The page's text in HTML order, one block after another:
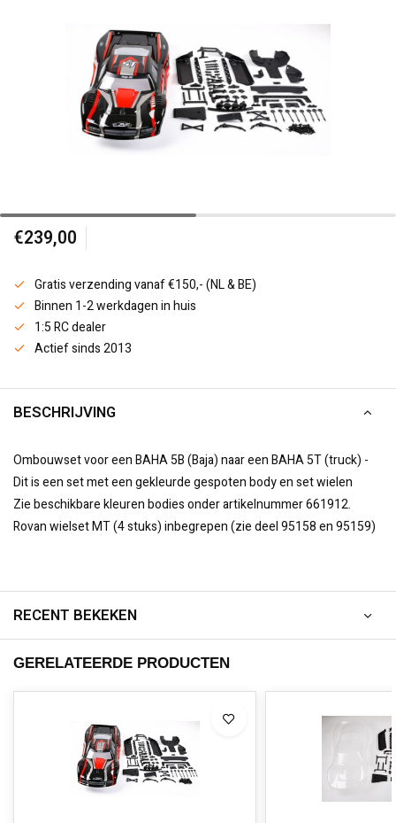
€239,00
Gratis verzending vanaf €150,- (NL & BE)
Binnen 1-2 werkdagen in huis
1:5 RC dealer
Actief sinds 2013
BESCHRIJVING
Ombouwset voor een BAHA 5B (Baja) naar een BAHA 5T (truck) -
Dit is een set met een gekleurde gespoten body en set wielen
Zie beschikbare kleuren bodies onder artikelnummer 661912.
Rovan wielset MT (4 stuks) inbegrepen (zie deel 95158 en 95159)
RECENT BEKEKEN
GERELATEERDE PRODUCTEN